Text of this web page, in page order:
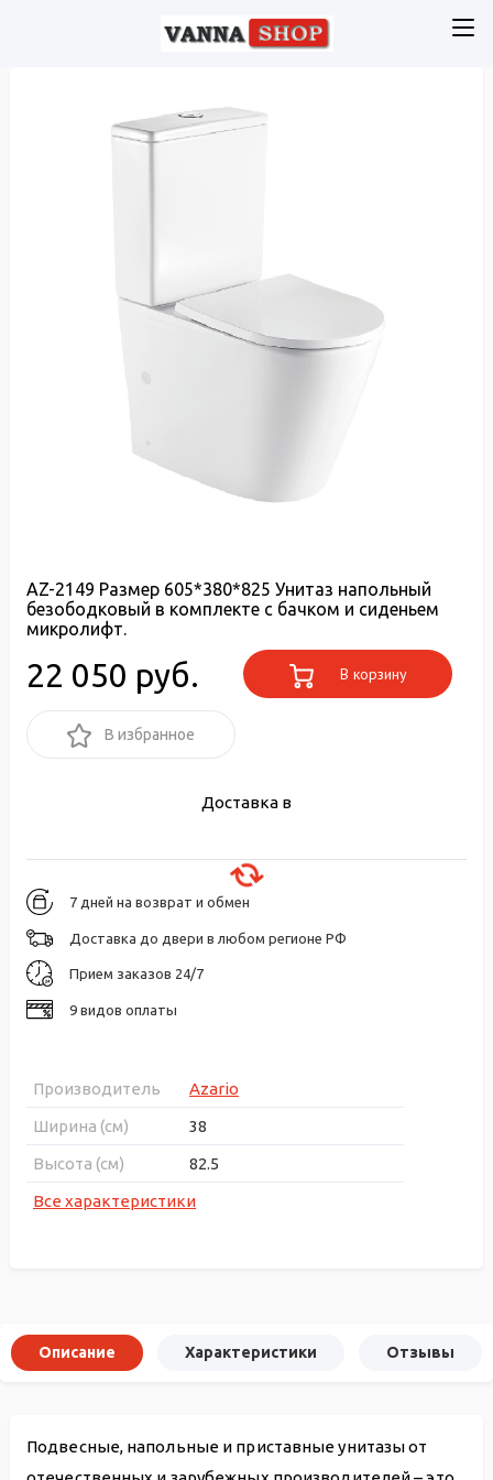
AZ-2149 Размер 605*380*825 Унитаз напольный
безободковый в комплекте с бачком и сиденьем
микролифт.
22 050 руб. В корзину
В избранное
Доставка в
7 дней на возврат и обмен
Доставка до двери в любом регионе РФ
Прием заказов 24/7
9 видов оплаты
Производитель
Azario
Ширина (см)
38
Высота (см)
82.5
Все характеристики
Описание Характеристики Отзывы
Подвесные, напольные и приставные унитазы от